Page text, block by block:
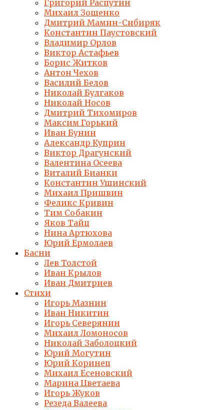
Григорий Распутин
Михаил Зощенко
Дмитрий Мамин-Сибиряк
Константин Паустовский
Владимир Орлов
Виктор Астафьев
Борис Житков
Антон Чехов
Василий Белов
Николай Булгаков
Николай Носов
Дмитрий Тихомиров
Максим Горький
Иван Бунин
Александр Куприн
Виктор Драгунский
Валентина Осеева
Виталий Бианки
Константин Ушинский
Михаил Пришвин
Феликс Кривин
Тим Собакин
Яков Тайц
Нина Артюхова
Юрий Ермолаев
Басни
Лев Толстой
Иван Крылов
Иван Дмитриев
Стихи
Игорь Мазнин
Иван Никитин
Игорь Северянин
Михаил Ломоносов
Николай Заболоцкий
Юрий Могутин
Юрий Коринец
Михаил Есеновский
Марина Цветаева
Игорь Жуков
Резеда Валеева